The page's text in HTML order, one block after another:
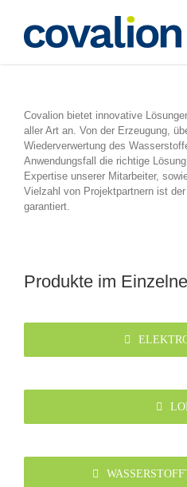
springen
Covalion bietet innovative
aller Art an. Von der Erzeugung,
Wiederverwertung des
Anwendungsfall die richtige
Expertise unserer Mitarbeiter,
Vielzahl von Projektpartnern ist
garantiert.
Produkte im